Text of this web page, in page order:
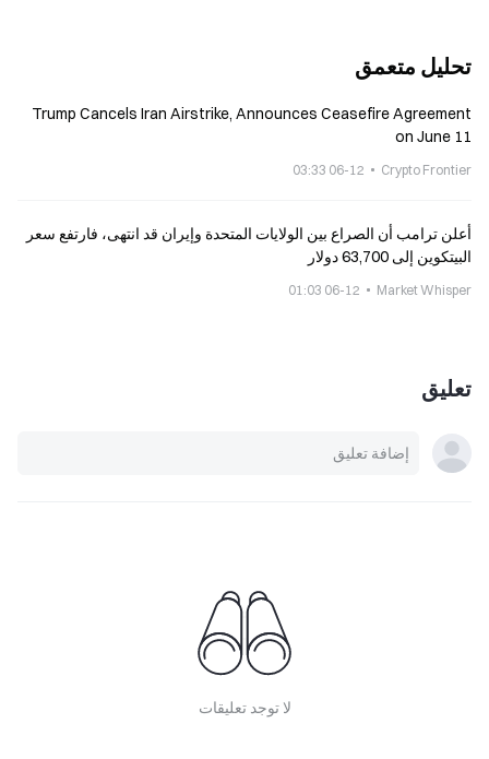
تحليل متعمق
Trump Cancels Iran Airstrike, Announces Ceasefire Agreement
on June 11
Crypto Frontier
06-12 03:33
أعلن ترامب أن الصراع بين الولايات المتحدة وإيران قد انتهى، فارتفع سعر
البيتكوين إلى 63,700 دولار
Market Whisper
06-12 01:03
تعليق
لا توجد تعليقات